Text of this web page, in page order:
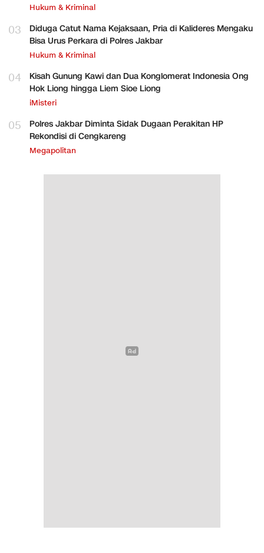
Hukum & Kriminal
03
Diduga Catut Nama Kejaksaan, Pria di Kalideres Mengaku
Bisa Urus Perkara di Polres Jakbar
Hukum & Kriminal
04
Kisah Gunung Kawi dan Dua Konglomerat Indonesia Ong
Hok Liong hingga Liem Sioe Liong
iMisteri
05
Polres Jakbar Diminta Sidak Dugaan Perakitan HP
Rekondisi di Cengkareng
Megapolitan